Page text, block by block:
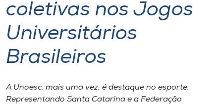
Atendimento ao Estudante
Portal de Ensino
coletivas nos Jogos
Universitários
Brasileiros
A Unoesc, mais uma vez, é destaque no esporte.
Representando Santa Catarina e a Federação